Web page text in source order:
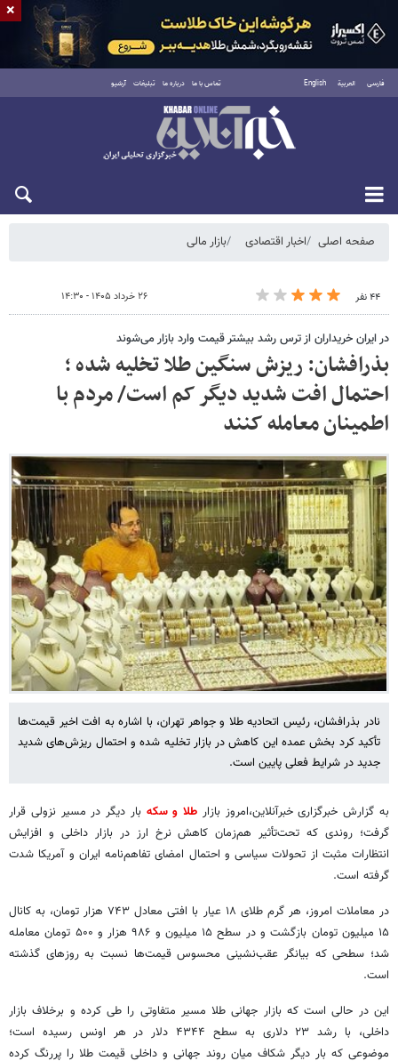
فارسی العربية English تماس با ما درباره ما تبلیغات آرشیو
شنبه ۱۷ مرداد ۱۴۰۵
صفحه اصلی اخبار اقتصادی بازار مالی
۴۴ نفر ۲۶ خرداد ۱۴۰۵ - ۱۴:۳۰
در ایران خریداران از ترس رشد بیشتر قیمت وارد بازار می‌شوند
بذرافشان: ریزش سنگین طلا تخلیه شده ؛
احتمال افت شدید دیگر کم است/ مردم با
اطمینان معامله کنند
نادر بذرافشان، رئیس اتحادیه طلا و جواهر تهران، با اشاره به افت اخیر قیمت‌ها
تأکید کرد بخش عمده این کاهش در بازار تخلیه شده و احتمال ریزش‌های شدید
جدید در شرایط فعلی پایین است.
به گزارش خبرگزاری خبرآنلاین،امروز بازار طلا و سکه بار دیگر در مسیر نزولی قرار
گرفت؛ روندی که تحت‌تأثیر هم‌زمان کاهش نرخ ارز در بازار داخلی و افزایش
انتظارات مثبت از تحولات سیاسی و احتمال امضای تفاهم‌نامه ایران و آمریکا شدت
گرفته است.
در معاملات امروز، هر گرم طلای ۱۸ عیار با افتی معادل ۷۴۳ هزار تومان، به کانال
۱۵ میلیون تومان بازگشت و در سطح ۱۵ میلیون و ۹۸۶ هزار و ۵۰۰ تومان معامله
شد؛ سطحی که بیانگر عقب‌نشینی محسوس قیمت‌ها نسبت به روزهای گذشته
است.
این در حالی است که بازار جهانی طلا مسیر متفاوتی را طی کرده و برخلاف بازار
داخلی، با رشد ۲۳ دلاری به سطح ۴۳۴۴ دلار در هر اونس رسیده است؛
موضوعی که بار دیگر شکاف میان روند جهانی و داخلی قیمت طلا را پررنگ کرده
×